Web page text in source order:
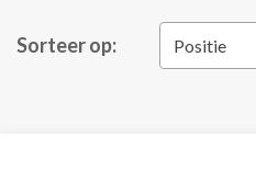
Sorteer op: Positie